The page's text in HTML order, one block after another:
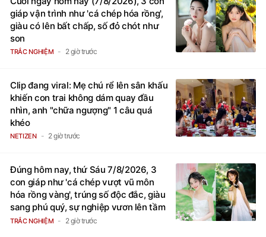
Cuối ngày hôm nay (7/8/2026), 3 con
giáp vận trình như 'cá chép hóa rồng',
giàu có lên bất chấp, số đỏ chót như
son
Clip đang viral: Mẹ chú rể lên sân khấu
khiến con trai không dám quay đầu
nhìn, anh "chữa ngượng" 1 câu quá
khéo
Đúng hôm nay, thứ Sáu 7/8/2026, 3
con giáp như 'cá chép vượt vũ môn
hóa rồng vàng', trúng số độc đắc, giàu
sang phú quý, sự nghiệp vươn lên tầm